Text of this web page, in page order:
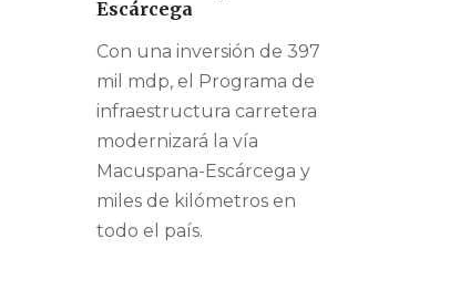
Escárcega
Con una inversión de 397
mil mdp, el Programa de
infraestructura carretera
modernizará la vía
Macuspana-Escárcega y
miles de kilómetros en
todo el país.